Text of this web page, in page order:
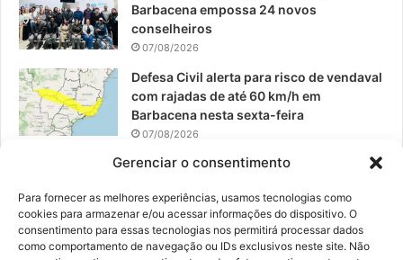
Gerenciar o consentimento
Para fornecer as melhores experiências, usamos tecnologias como
cookies para armazenar e/ou acessar informações do dispositivo. O
consentimento para essas tecnologias nos permitirá processar dados
como comportamento de navegação ou IDs exclusivos neste site. Não
Barbacena empossa 24 novos
conselheiros
07/08/2026
Defesa Civil alerta para risco de vendaval
com rajadas de até 60 km/h em
Barbacena nesta sexta-feira
07/08/2026
EPCAR tem a melhor nota do IDEB no
06/08/2026